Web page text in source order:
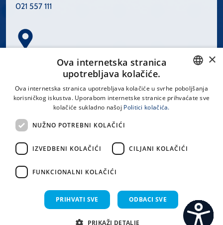
021 557 111
Spinčićeva 1, 21000 Split
LINKOVI
Uvjeti korištenja
CROATIAN
×
Ova internetska stranica
upotrebljava kolačiće.
Ova internetska stranica upotrebljava kolačiće u svrhe poboljšanja
korisničkog iskustva. Uporabom internetske stranice prihvaćate sve
kolačiće sukladno našoj Politici kolačića.
NUŽNO POTREBNI KOLAČIĆI
IZVEDBENI KOLAČIĆI CILJANI KOLAČIĆI
FUNKCIONALNI KOLAČIĆI
PRIHVATI SVE ODBACI SVE
PRIKAŽI DETALJE